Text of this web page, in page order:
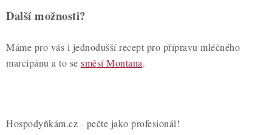
Další možnosti?
Máme pro vás i jednodušší recept pro přípravu mléčného
marcipánu a to se směsí Montana.
Hospodyňkám.cz - pečte jako profesionál!